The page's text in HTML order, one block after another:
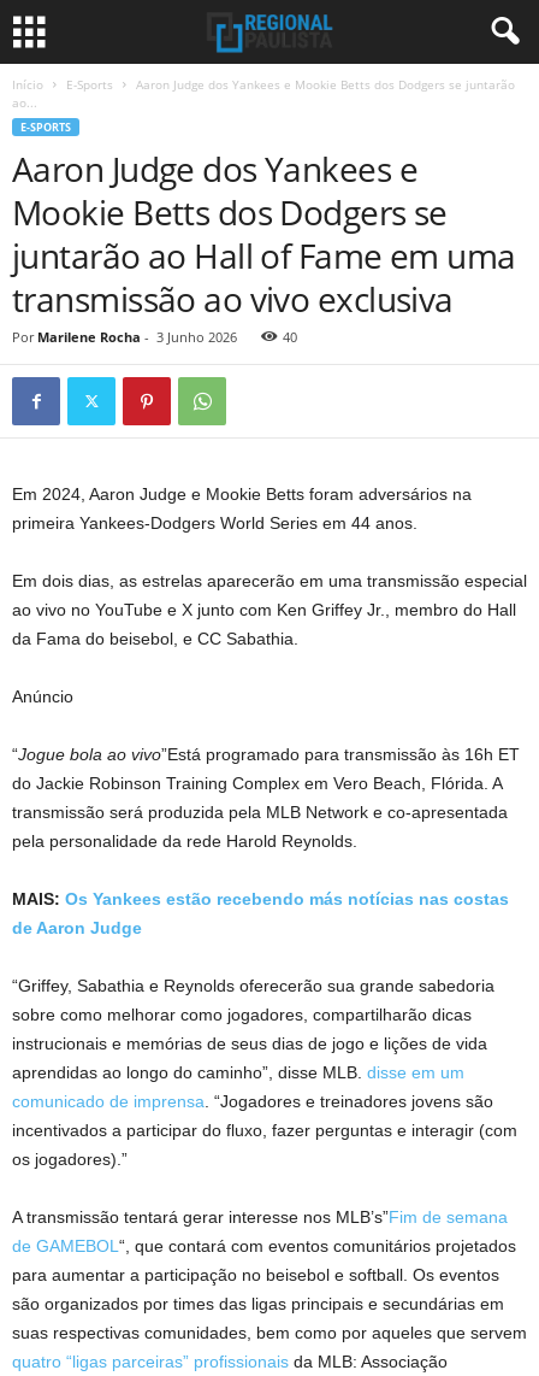
Início E-Sports
Aaron Judge dos Yankees e Mookie Betts dos Dodgers se juntarão
ao...
E-SPORTS
Aaron Judge dos Yankees e
Mookie Betts dos Dodgers se
juntarão ao Hall of Fame em uma
transmissão ao vivo exclusiva
Por Marilene Rocha - 3 Junho 2026 40
Em 2024, Aaron Judge e Mookie Betts foram adversários na
primeira Yankees-Dodgers World Series em 44 anos.
Em dois dias, as estrelas aparecerão em uma transmissão especial
ao vivo no YouTube e X junto com Ken Griffey Jr., membro do Hall
da Fama do beisebol, e CC Sabathia.
Anúncio
“Jogue bola ao vivo”Está programado para transmissão às 16h ET
do Jackie Robinson Training Complex em Vero Beach, Flórida. A
transmissão será produzida pela MLB Network e co-apresentada
pela personalidade da rede Harold Reynolds.
MAIS: Os Yankees estão recebendo más notícias nas costas
de Aaron Judge
“Griffey, Sabathia e Reynolds oferecerão sua grande sabedoria
sobre como melhorar como jogadores, compartilharão dicas
instrucionais e memórias de seus dias de jogo e lições de vida
aprendidas ao longo do caminho”, disse MLB. disse em um
comunicado de imprensa . “Jogadores e treinadores jovens são
incentivados a participar do fluxo, fazer perguntas e interagir (com
os jogadores).”
A transmissão tentará gerar interesse nos MLB’s”Fim de semana
de GAMEBOL “, que contará com eventos comunitários projetados
para aumentar a participação no beisebol e softball. Os eventos
são organizados por times das ligas principais e secundárias em
suas respectivas comunidades, bem como por aqueles que servem
quatro “ligas parceiras” profissionais da MLB: Associação